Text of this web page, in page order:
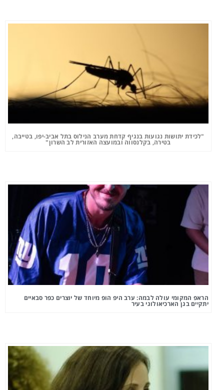
"לכידת יתושות נגועות בנגיף קדחת מערב הנילוס בתל אביב-יפו, בטייבה,
בטירה, בקלנסווה ובמועצה האזורית לב השרון"
הראפ המקומי עולה לבמה: ערב היפ הופ מיוחד של יוצרים כפר סבאיים
יתקיים בגן הארכיאולוגי בעיר